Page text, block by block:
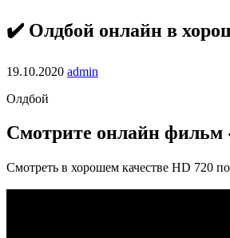
✔️ Олдбой онлайн в
19.10.2020 admin
Олдбой
Смотрите онлайн фильм
Смотреть в хорошем качестве HD 720